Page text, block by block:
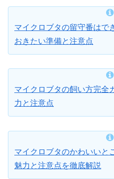
マイクロブタの留守番はで
おきたい準備と注意点
マイクロブタの飼い方完全
力と注意点
マイクロブタのかわいいと
魅力と注意点を徹底解説